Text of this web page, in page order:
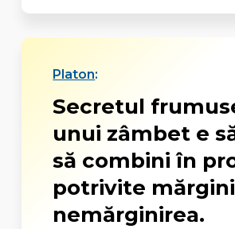
Platon:
Secretul
unui zâmbet e
să combini în
potrivite
nemărginirea.